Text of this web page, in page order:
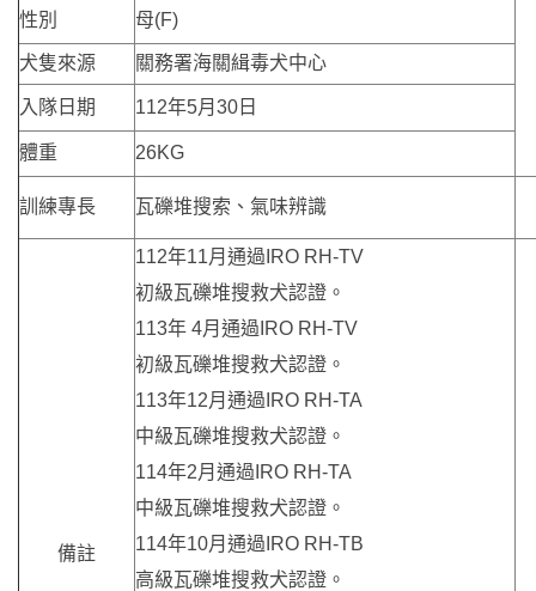
性別 母(F)
犬隻來源 關務署海關緝毒犬中心
入隊日期 112年5月30日
體重 26KG
訓練專長 瓦礫堆搜索、氣味辨識
備註
112年11月通過IRO RH-TV
初級瓦礫堆搜救犬認證。
113年 4月通過IRO RH-TV
初級瓦礫堆搜救犬認證。
113年12月通過IRO RH-TA
中級瓦礫堆搜救犬認證。
114年2月通過IRO RH-TA
中級瓦礫堆搜救犬認證。
114年10月通過IRO RH-TB
高級瓦礫堆搜救犬認證。